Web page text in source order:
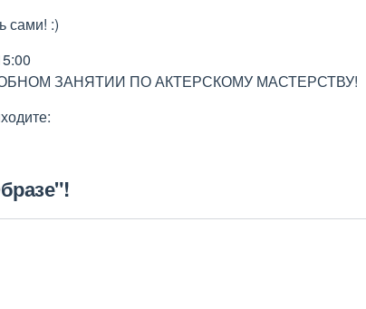
сами! :)
ЗАНЯТИИ ПО АКТЕРСКОМУ МАСТЕРСТВУ!